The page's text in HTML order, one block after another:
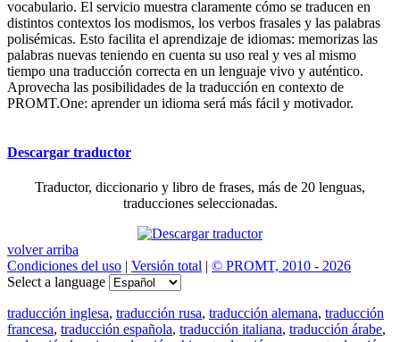
vocabulario. El servicio muestra claramente cómo se traducen en
distintos contextos los modismos, los verbos frasales y las palabras
polisémicas. Esto facilita el aprendizaje de idiomas: memorizas las
palabras nuevas teniendo en cuenta su uso real y ves al mismo
tiempo una traducción correcta en un lenguaje vivo y auténtico.
Aprovecha las posibilidades de la traducción en contexto de
PROMT.One: aprender un idioma será más fácil y motivador.
Descargar traductor
Traductor, diccionario y libro de frases, más de 20 lenguas,
traducciones seleccionadas.
volver arriba
Condiciones del uso | Versión total | © PROMT, 2010 - 2026
Select a language
traducción inglesa, traducción rusa, traducción alemana, traducción
francesa, traducción española, traducción italiana, traducción árabe,